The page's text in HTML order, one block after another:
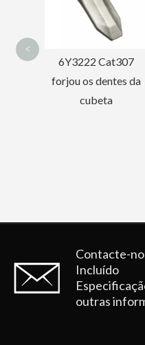
Bordas de corte de
caçamba de
escavadeira de alta
<
Contacte-
Incluído
outras